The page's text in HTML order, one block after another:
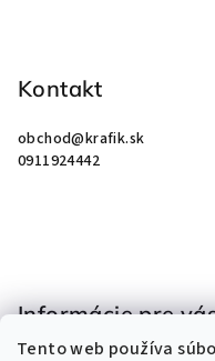
Tento web používa
Kontakt
obchod@krafik.sk
0911924442
Informácie pre